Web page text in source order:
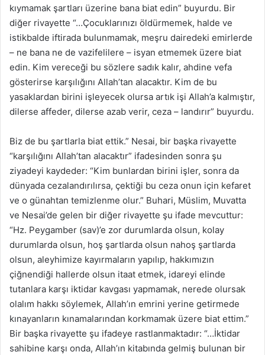
kıymamak şartları üzerine bana biat edin” buyurdu. Bir
diğer rivayette “…Çocuklarınızı öldürmemek, halde ve
istikbalde iftirada bulunmamak, meşru dairedeki emirlerde
– ne bana ne de vazifelilere – isyan etmemek üzere biat
edin. Kim vereceği bu sözlere sadık kalır, ahdine vefa
gösterirse karşılığını Allah’tan alacaktır. Kim de bu
yasaklardan birini işleyecek olursa artık işi Allah’a kalmıştır,
dilerse affeder, dilerse azab verir, ceza – landırır” buyurdu.
Biz de bu şartlarla biat ettik.” Nesai, bir başka rivayette
“karşılığını Allah’tan alacaktır” ifadesinden sonra şu
ziyadeyi kaydeder: “Kim bunlardan birini işler, sonra da
dünyada cezalandırılırsa, çektiği bu ceza onun için kefaret
ve o günahtan temizlenme olur.” Buhari, Müslim, Muvatta
ve Nesai’de gelen bir diğer rivayette şu ifade mevcuttur:
“Hz. Peygamber (sav)’e zor durumlarda olsun, kolay
durumlarda olsun, hoş şartlarda olsun nahoş şartlarda
olsun, aleyhimize kayırmaların yapılıp, hakkımızın
çiğnendiği hallerde olsun itaat etmek, idareyi elinde
tutanlara karşı iktidar kavgası yapmamak, nerede olursak
olalım hakkı söylemek, Allah’ın emrini yerine getirmede
kınayanların kınamalarından korkmamak üzere biat ettim.”
Bir başka rivayette şu ifadeye rastlanmaktadır: “…İktidar
sahibine karşı onda, Allah’ın kitabında gelmiş bulunan bir